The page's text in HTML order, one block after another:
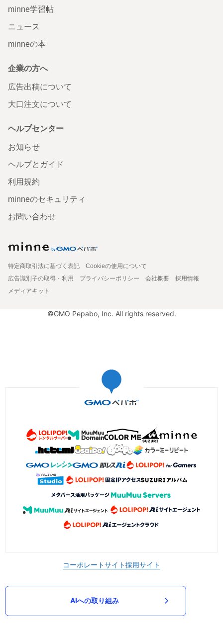
minne学習帖
ニュース
minneの本
企業の方へ
広告出稿について
大口注文について
ヘルプセンター
お知らせ
ヘルプとガイド
利用規約
minneのセキュリティ
お問い合わせ
特定商取引法に基づく表記
Cookieの使用について
広告識別子の取得・利用
プライバシーポリシー 会社概要
採用情報
メディアキット
©GMO Pepabo, Inc. All rights reserved.
コーポレートサイト採用サイト
AIへの取り組み